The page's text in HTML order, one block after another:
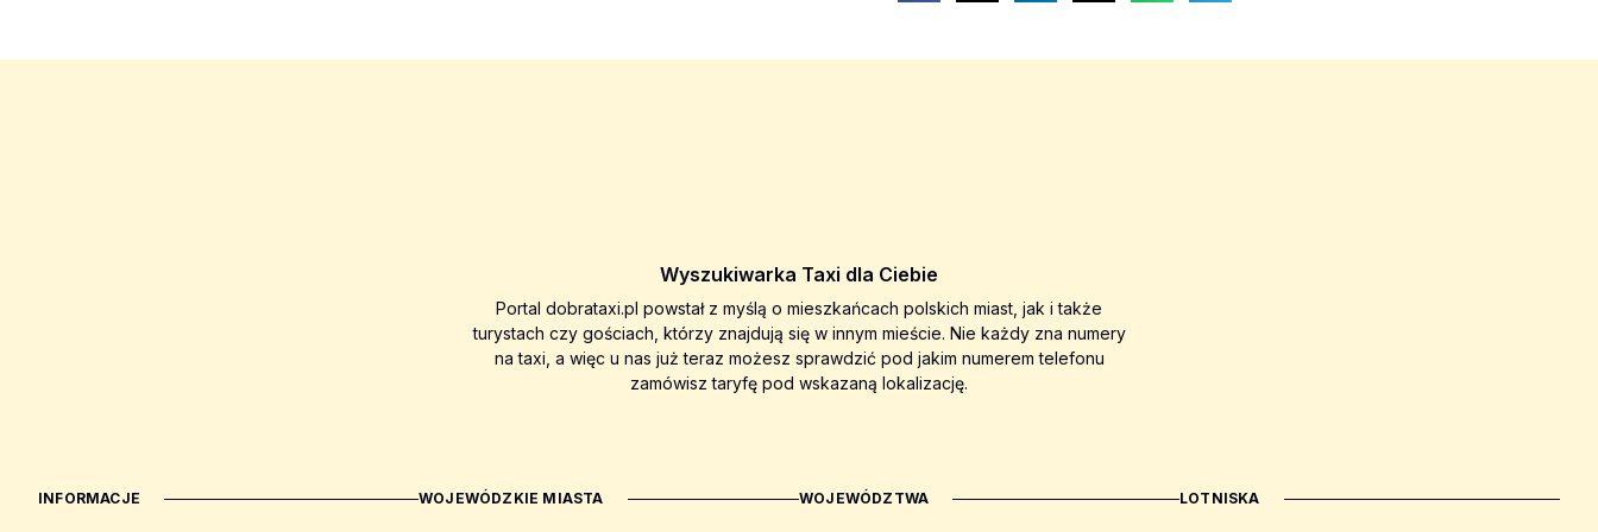
Wyszukiwarka Taxi dla Ciebie
Portal dobrataxi.pl powstał z myślą o mieszkańcach polskich miast, jak i także
turystach czy gościach, którzy znajdują się w innym mieście. Nie każdy zna numery
na taxi, a więc u nas już teraz możesz sprawdzić pod jakim numerem telefonu
zamówisz taryfę pod wskazaną lokalizację.
INFORMACJE WOJEWÓDZKIE MIASTA WOJEWÓDZTWA LOTNISKA